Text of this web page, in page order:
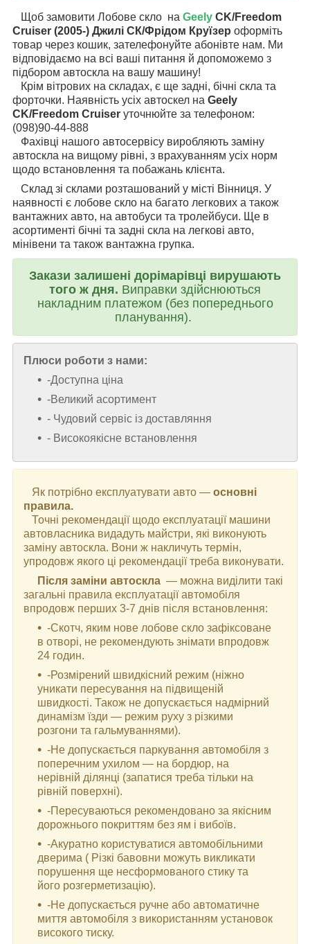
Щоб замовити Лобове скло на Geely CK/Freedom
Cruiser (2005-) Джилі СК/Фрідом Круїзер оформіть
товар через кошик, зателефонуйте абонівте нам. Ми
відповідаємо на всі ваші питання й допоможемо з
підбором автоскла на вашу машину!
Крім вітрових на складах, є ще задні, бічні скла та
форточки. Наявність усіх автоскел на Geely
CK/Freedom Cruiser уточнюйте за телефоном:
(098)90-44-888
Фахівці нашого автосервісу виробляють заміну
автоскла на вищому рівні, з врахуванням усіх норм
щодо встановлення та побажань клієнта.
Склад зі склами розташований у місті Вінниця. У
наявності є лобове скло на багато легкових а також
вантажних авто, на автобуси та тролейбуси. Ще в
асортименті бічні та задні скла на легкові авто,
мінівени та також вантажна групка.
Закази залишені дорімарівці вирушають
того ж дня. Виправки здійснюються
накладним платежом (без попереднього
планування).
Плюси роботи з нами:
-Доступна ціна
-Великий асортимент
- Чудовий сервіс із доставляння
- Високоякісне встановлення
Як потрібно експлуатувати авто — основні
правила.
Точні рекомендації щодо експлуатації машини
автовласника видадуть майстри, які виконують
заміну автоскла. Вони ж накличуть термін,
упродовж якого ці рекомендації треба виконувати.
Після заміни автоскла — можна виділити такі
загальні правила експлуатації автомобіля
впродовж перших 3-7 днів після встановлення:
-Скотч, яким нове лобове скло зафіксоване
в отворі, не рекомендують знімати впродовж
24 годин.
-Розмірений швидкісний режим (ніжно
уникати пересування на підвищеній
швидкості. Також не допускається надмірний
динамізм їзди — режим руху з різкими
розгони та гальмуваннями).
-Не допускається паркування автомобіля з
поперечним ухилом — на бордюр, на
нерівній ділянці (запатися треба тільки на
рівній поверхні).
-Пересуваються рекомендовано за якісним
дорожнього покриттям без ям і вибоїв.
-Акуратно користуватися автомобільними
дверима ( Різкі бавовни можуть викликати
порушення ще несформованого стику та
його розгерметизацію).
-Не допускається ручне або автоматичне
миття автомобіля з використанням установок
високого тиску.